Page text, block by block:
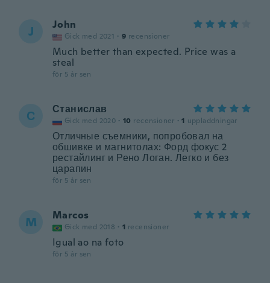
J John
Gick med 2021 · 9 recensioner
Much better than expected. Price was a
steal
för 5 år sen
С Станислав
Gick med 2020 · 10 recensioner · 1 uppladdningar
Отличные съемники, попробовал на
обшивке и магнитолах: Форд фокус 2
рестайлинг и Рено Логан. Легко и без
царапин
för 5 år sen
M Marcos
Gick med 2018 · 1 recensioner
Igual ao na foto
för 5 år sen